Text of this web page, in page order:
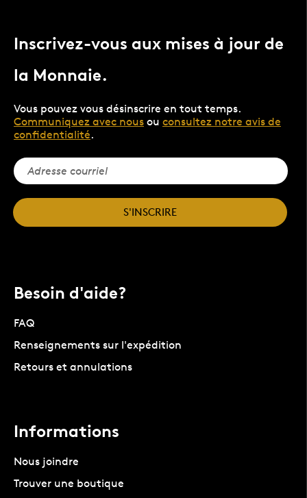
Inscrivez-vous aux mises à jour de
la Monnaie.
Vous pouvez vous désinscrire en tout temps.
Communiquez avec nous ou consultez notre avis de
confidentialité.
S'INSCRIRE
Besoin d'aide?
FAQ
Renseignements sur l'expédition
Retours et annulations
Informations
Nous joindre
Trouver une boutique